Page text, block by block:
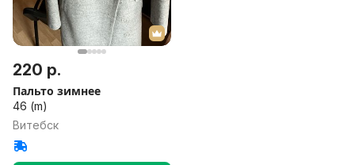
220 р.
Пальто зимнее
46 (m)
Витебск